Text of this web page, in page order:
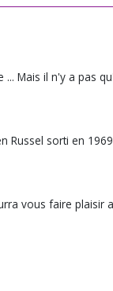
Mais il n'y a pas
Russel sorti en
vous faire plaisir